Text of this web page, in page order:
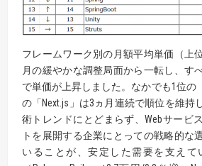
フレームワーク別の月額平均単価（上
月の緩やかな調整局面から一転し、す
で単価が上昇しました。なかでも1位の
の「Next.js」は3ヵ月連続で順位を維持
術トレンドにとどまらず、Webサービ
トを展開する企業にとっての戦略的な
いることが、安定した需要を支えて